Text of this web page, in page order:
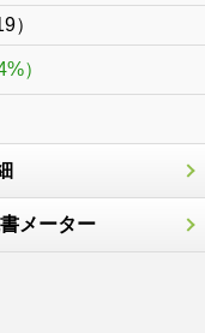
）
）
メーター